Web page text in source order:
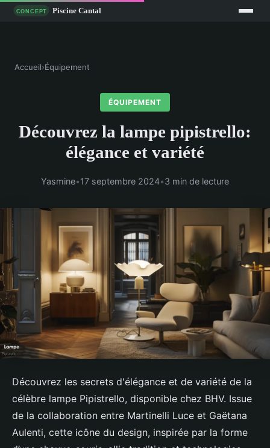
Accueil›Équipement
ÉQUIPEMENT
Découvrez la lampe pipistrello:
élégance et variété
Yasmine•17 septembre 2024•3 min de lecture
Découvrez les secrets d'élégance et de variété de la
célèbre lampe Pipistrello, disponible chez BHV. Issue
de la collaboration entre Martinelli Luce et Gaëtana
Aulenti, cette icône du design, inspirée par la forme